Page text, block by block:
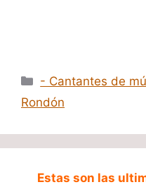
Categorías
- Cantantes de
Rondón
Estas son las